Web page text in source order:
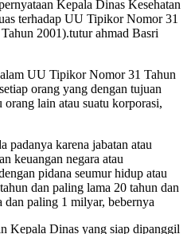
Kepala Dinas Kesehatan
terhadap UU Tipikor Nomor 31
2001).tutur ahmad Basri
UU Tipikor Nomor 31 Tahun
orang yang dengan tujuan
lain atau suatu korporasi,
padanya karena jabatan atau
keuangan negara atau
pidana seumur hidup atau
dan paling lama 20 tahun dan
dan paling 1 milyar, bebernya
Kepala Dinas yang siap dipanggil